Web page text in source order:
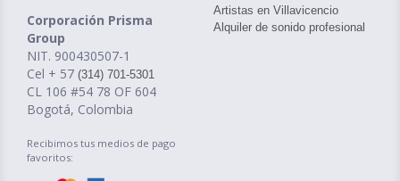
Corporación Prisma
Group
NIT. 900430507-1
Cel + 57 (314) 701-5301
CL 106 #54 78 OF 604
Bogotá, Colombia
Recibimos tus medios de pago
favoritos:
Artistas en Villavicencio
Alquiler de sonido profesional